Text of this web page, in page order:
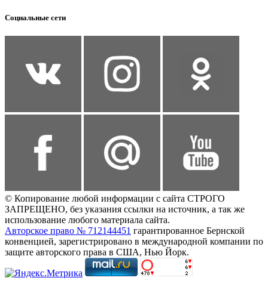
Социальные сети
© Копирование любой информации с сайта СТРОГО
ЗАПРЕЩЕНО, без указания ссылки на источник, а так же
использование любого материала сайта.
Авторское право № 712144451 гарантированное Бернской
конвенцией, зарегистрировано в международной компании по
защите авторского права в США, Нью Йорк.